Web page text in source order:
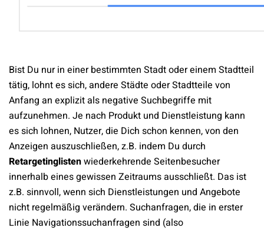
Bist Du nur in einer bestimmten Stadt oder einem Stadtteil
tätig, lohnt es sich, andere Städte oder Stadtteile von
Anfang an explizit als negative Suchbegriffe mit
aufzunehmen. Je nach Produkt und Dienstleistung kann
es sich lohnen, Nutzer, die Dich schon kennen, von den
Anzeigen auszuschließen, z.B. indem Du durch
Retargetinglistenwiederkehrende Seitenbesucher
innerhalb eines gewissen Zeitraums ausschließt. Das ist
z.B. sinnvoll, wenn sich Dienstleistungen und Angebote
nicht regelmäßig verändern. Suchanfragen, die in erster
Linie Navigationssuchanfragen sind (also